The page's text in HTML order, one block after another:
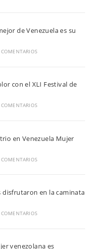
de Venezuela es su
con el XLI Festival de
en Venezuela Mujer
disfrutaron en la caminata
venezolana es